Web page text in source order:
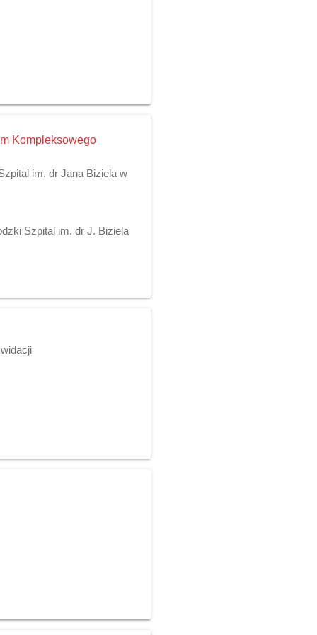
Kompleksowego
im. dr Jana Biziela w
Szpital im. dr J. Biziela